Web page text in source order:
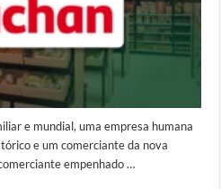
e mundial, uma empresa humana
e um comerciante da nova
empenhado …